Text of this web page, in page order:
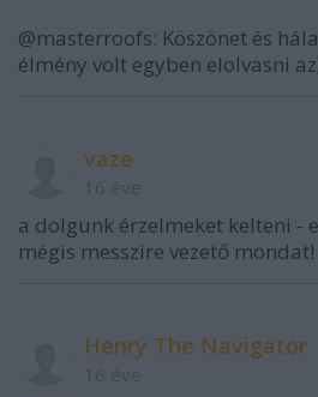
@masterroofs: Köszönet és
élmény volt egyben elolvasni
vaze
a dolgunk érzelmeket kelteni -
mégis messzire vezető mondat!
Henry The Navigator